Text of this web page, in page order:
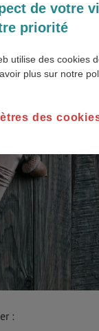
:
de votre
priorité
utilise des cookies
plus sur notre
des